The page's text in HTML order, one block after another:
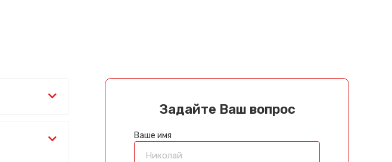
Задайте Ваш вопрос
Ваше имя